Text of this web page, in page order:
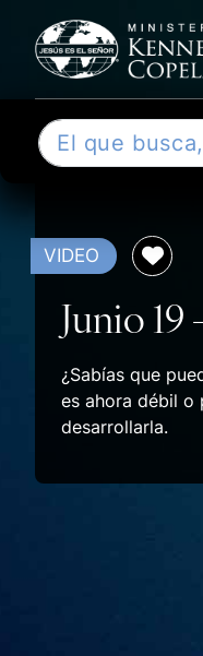
Skip to content
B
u
a
VIDEO
Junio
¿Sabías que
es ahora débil o
desarrollarla.